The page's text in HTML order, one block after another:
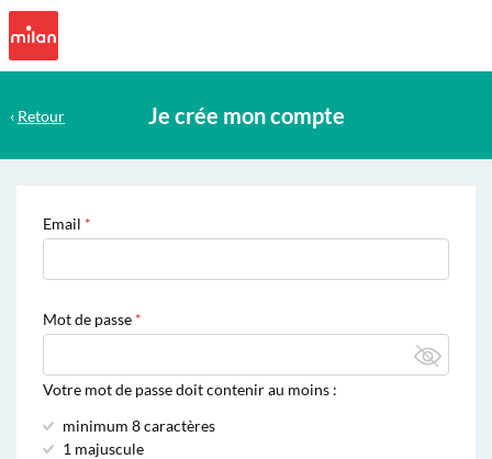
Je crée mon compte
‹ Retour
Email
Mot de passe
Votre mot de passe doit contenir au moins :
minimum 8 caractères
1 majuscule